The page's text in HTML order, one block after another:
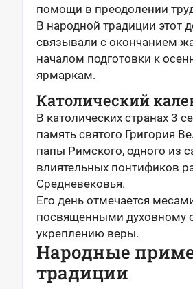
помощи в преодолении
В народной традиции этот
связывали с окончанием
началом подготовки к
ярмаркам.
Католический
В католических странах 3
память святого Григория
папы Римского, одного из
влиятельных понтификов
Средневековья.
Его день отмечается
посвященными духовному
укреплению веры.
Народные
традиции